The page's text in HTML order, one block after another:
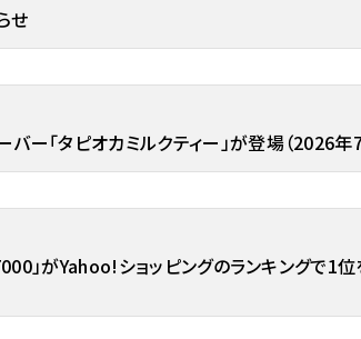
せ
ー「タピオカミルクティー」が登場（2026年
」がYahoo!ショッピングのランキングで1